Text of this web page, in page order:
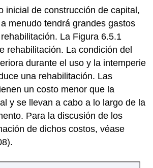
inicial de construcción de capital,
menudo tendrá grandes gastos
La Figura 6.5.1
rehabilitación. La condición del
durante el uso y la intemperie
una rehabilitación. Las
un costo menor que la
y se llevan a cabo a lo largo de la
Para la discusión de los
de dichos costos, véase